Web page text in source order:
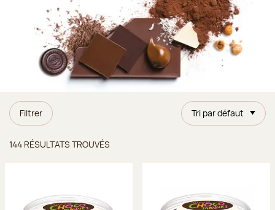
Filtrer Tri par défaut
144 RÉSULTATS TROUVÉS